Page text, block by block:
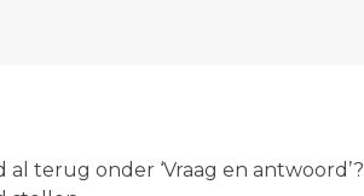
terug onder ‘Vraag en antwoord’?